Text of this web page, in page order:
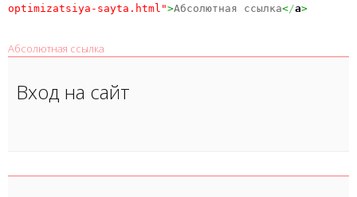
optimizatsiya-sayta.html">Абсолютная ссылка</a>
Абсолютная ссылка
Вход на сайт